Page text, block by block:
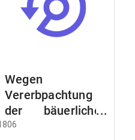
Wegen
Vererbpachtung
der bäuerlichen
Grundstücke und